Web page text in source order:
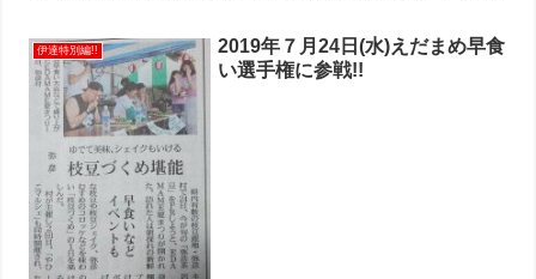
伊達特別編!!
2019年７月24日(水)えだまめ早食
い選手権に参戦!!